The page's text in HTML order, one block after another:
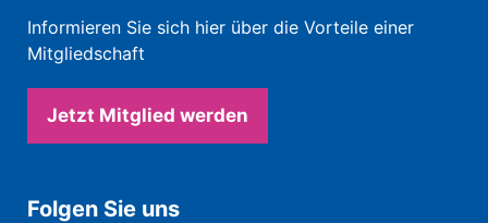
Informieren Sie sich hier über die Vorteile einer
Mitgliedschaft
Jetzt Mitglied werden
Folgen Sie uns